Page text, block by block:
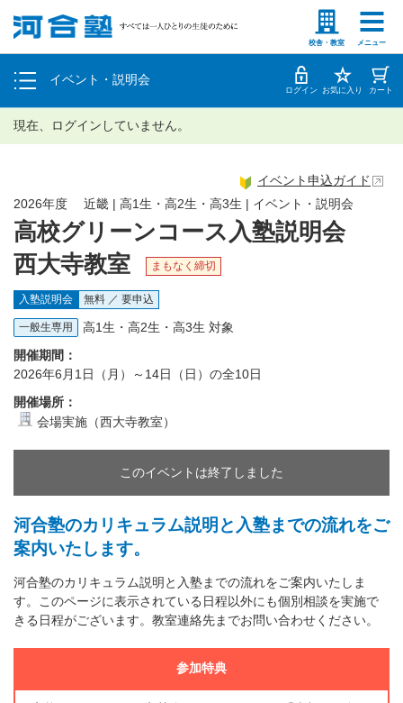
校舎・教室 メニュー
塾生の方 高等学校の先生
イベント・説明会
個別相談
体験授業 ログイン お気に入り カート
現在、ログインしていません。
高校グリーンコース入塾説明会
西大寺教室
まもなく締切
2026年度 近畿 | 高1生・高2生・高3生 | イベント・説明会
イベント申込ガイド
入塾説明会 無料 ／ 要申込
一般生専用
高1生・高2生・高3生 対象
開催期間：
2026年6月1日（月）～14日（日）の全10日
開催場所：
会場実施（西大寺教室）
このイベントは終了しました
河合塾のカリキュラム説明と入塾までの流れをご
案内いたします。
河合塾のカリキュラム説明と入塾までの流れをご案内いたしま
す。このページに表示されている日程以外にも個別相談を実施で
きる日程がございます。教室連絡先までお問い合わせください。
参加特典